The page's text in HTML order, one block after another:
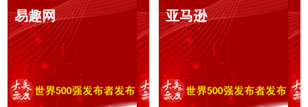
易趣网 亚马逊